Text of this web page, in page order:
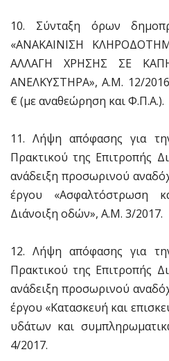
10. Σύνταξη όρων
«ΑΝΑΚΑΙΝΙΣΗ
ΑΛΛΑΓΗ ΧΡΗΣΗΣ ΣΕ
ΑΝΕΛΚΥΣΤΗΡΑ», Α.Μ. 12/
€ (με αναθεώρηση και Φ.Π.Α.).
11. Λήψη απόφασης για
Πρακτικού της Επιτροπής
ανάδειξη προσωρινού
έργου «Ασφαλτόστρωση
Διάνοιξη οδών», Α.Μ. 3/2017.
12. Λήψη απόφασης για
Πρακτικού της Επιτροπής
ανάδειξη προσωρινού
έργου «Κατασκευή και
υδάτων και
4/2017.